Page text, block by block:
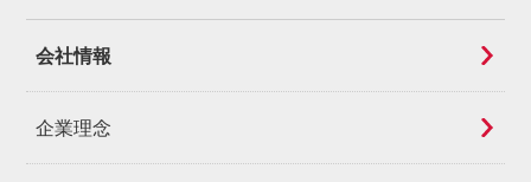
会社情報
企業理念